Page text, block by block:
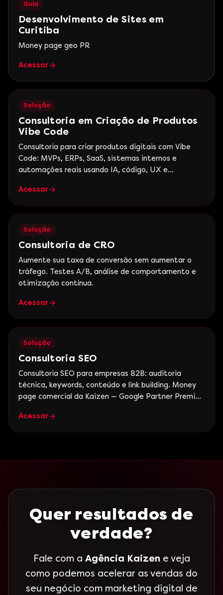
Guia
Desenvolvimento de Sites em
Curitiba
Money page geo PR
Acessar
Solução
Consultoria em Criação de Produtos
Vibe Code
Consultoria para criar produtos digitais com Vibe
Code: MVPs, ERPs, SaaS, sistemas internos e
automações reais usando IA, código, UX e
Acessar
Solução
Consultoria de CRO
Aumente sua taxa de conversão sem aumentar o
tráfego. Testes A/B, análise de comportamento e
otimização contínua.
Acessar
Solução
Consultoria SEO
Consultoria SEO para empresas B2B: auditoria
técnica, keywords, conteúdo e link building. Money
page comercial da Kaizen — Google Partner Premier,
Acessar
Quer resultados de
verdade?
Fale com a Agência Kaizen e veja
como podemos acelerar as vendas do
seu negócio com marketing digital de